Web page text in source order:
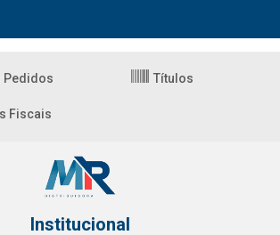
Pedidos Títulos
Fiscais
Institucional